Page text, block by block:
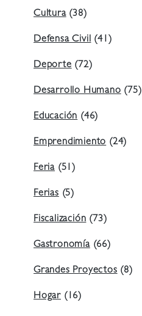
Cultura(38)
Defensa Civil (41)
Deporte (72)
Desarrollo Humano (75)
Educación (46)
Emprendimiento (24)
Feria (51)
Ferias (5)
Fiscalización (73)
Gastronomía(66)
Grandes Proyectos (8)
Hogar (16)